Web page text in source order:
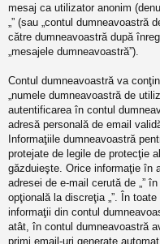
mesaj ca utilizator anonim
„” (sau „contul dumneavoastră
către dumneavoastră după
„mesajele dumneavoastră”).
Contul dumneavoastră va
„numele dumneavoastră de
autentificarea în contul
adresă personală de email
Informaţiile dumneavoastră
protejate de legile de protecţie
găzduieşte. Orice informaţie în
adresei de e-mail cerută de „”
opţională la discreţia „”. În
informaţii din contul
atât, în contul dumneavoastră
primi email-uri generate